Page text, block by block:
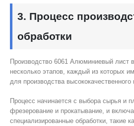
3. Процесс
обработки
Производство 6061 Алюминиевый лист
несколько этапов, каждый из которых
для производства высококачественного
Процесс начинается с выбора сырья и
фрезерование и прокатывание, и
специализированные обработки, такие